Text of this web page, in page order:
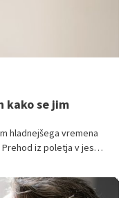
kako se jim
hladnejšega vremena
iz poletja v jesen
v tem letnem
nam lahko pomaga, da